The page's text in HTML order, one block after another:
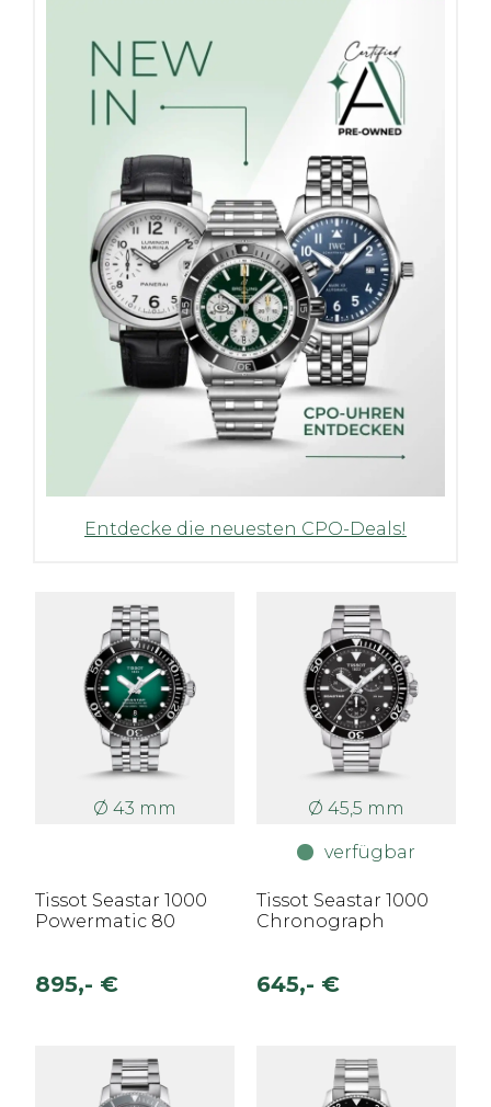
Entdecke die neuesten CPO-Deals!
Ø 43 mm
Tissot Seastar 1000
Powermatic 80
895,- €
Ø 45,5 mm
verfügbar
Tissot Seastar 1000
Chronograph
645,- €